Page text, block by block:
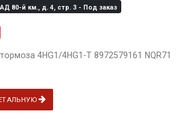
80-й км., д. 4, стр. 3 - Под заказ
4НG1/4HG1-T 8972579161 NQR71